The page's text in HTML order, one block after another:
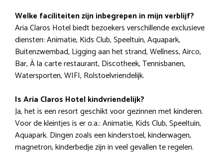
Welke faciliteiten zijn inbegrepen in mijn verblijf?
Aria Claros Hotel biedt bezoekers verschillende exclusieve
diensten: Animatie, Kids Club, Speeltuin, Aquapark,
Buitenzwembad, Ligging aan het strand, Wellness, Airco,
Bar, À la carte restaurant, Discotheek, Tennisbanen,
Watersporten, WIFI, Rolstoelvriendelijk.
Is Aria Claros Hotel kindvriendelijk?
Ja, het is een resort geschikt voor gezinnen met kinderen.
Voor de kleintjes is er o.a.: Animatie, Kids Club, Speeltuin,
Aquapark. Dingen zoals een kinderstoel, kinderwagen,
magnetron, kinderbedje zijn in veel gevallen te regelen.